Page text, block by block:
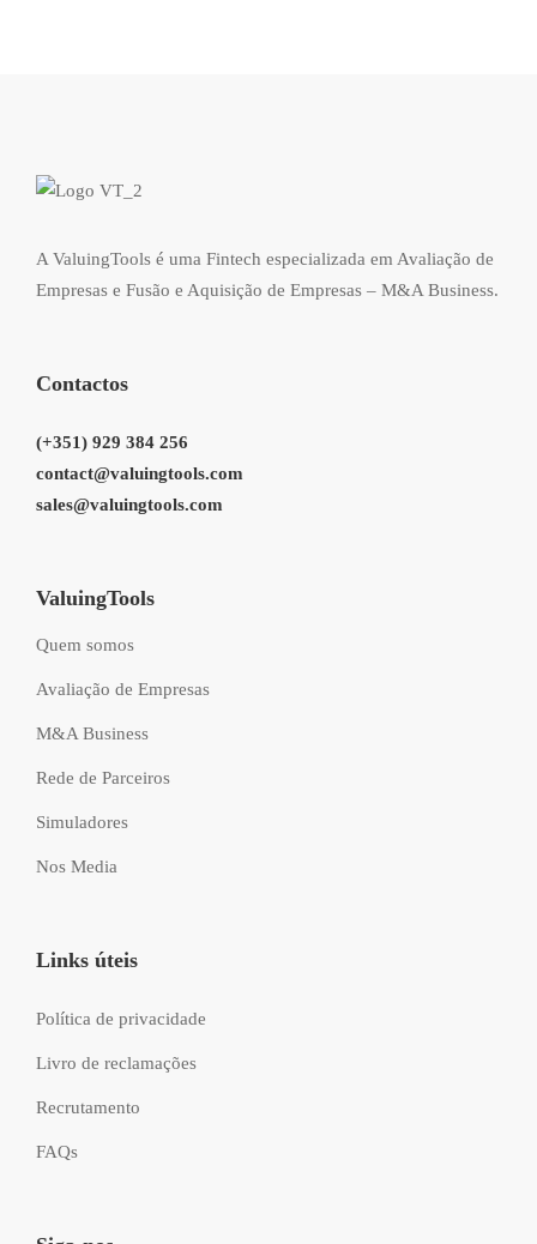
A ValuingTools é uma Fintech especializada em Avaliação de
Empresas e Fusão e Aquisição de Empresas – M&A Business.
Contactos
(+351) 929 384 256
contact@valuingtools.com
sales@valuingtools.com
ValuingTools
Quem somos
Avaliação de Empresas
M&A Business
Rede de Parceiros
Simuladores
Nos Media
Links úteis
Política de privacidade
Livro de reclamações
Recrutamento
FAQs